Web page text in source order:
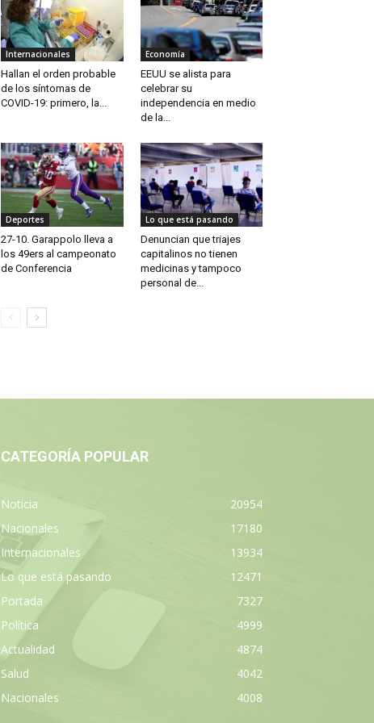
Internacionales
Hallan el orden probable
de los síntomas de
COVID-19: primero, la...
Economía
EEUU se alista para
celebrar su
independencia en medio
de la...
Deportes
27-10. Garappolo lleva a
los 49ers al campeonato
de Conferencia
Lo que está pasando
Denuncian que triajes
capitalinos no tienen
medicinas y tampoco
personal de...
CATEGORÍA POPULAR
Noticia
20954
Nacionales
17180
Internacionales
13934
Lo que está pasando
12471
Portada
7327
Política
4999
Actualidad
4874
Salud
4042
Nacionales
4008